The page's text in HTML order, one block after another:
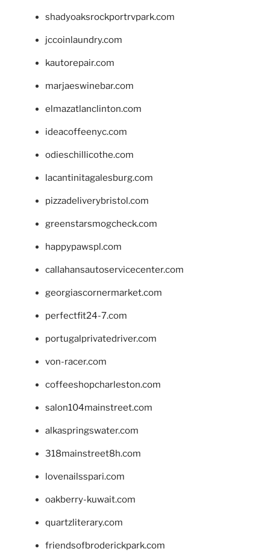
shadyoaksrockportrvpark.com
jccoinlaundry.com
kautorepair.com
marjaeswinebar.com
elmazatlanclinton.com
ideacoffeenyc.com
odieschillicothe.com
lacantinitagalesburg.com
pizzadeliverybristol.com
greenstarsmogcheck.com
happypawspl.com
callahansautoservicecenter.com
georgiascornermarket.com
perfectfit24-7.com
portugalprivatedriver.com
von-racer.com
coffeeshopcharleston.com
salon104mainstreet.com
alkaspringswater.com
318mainstreet8h.com
lovenailsspari.com
oakberry-kuwait.com
quartzliterary.com
friendsofbroderickpark.com